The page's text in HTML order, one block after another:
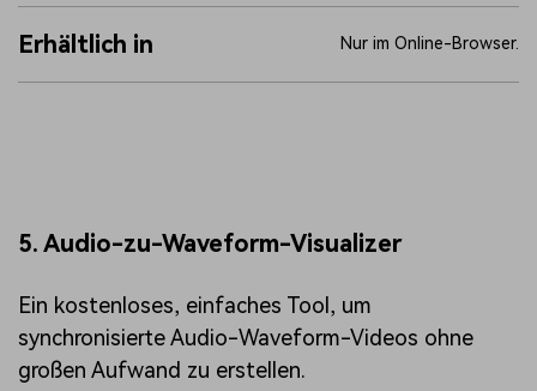
Erhältlich in Nur im Online-Browser.
5. Audio-zu-Waveform-Visualizer
Ein kostenloses, einfaches Tool, um
synchronisierte Audio-Waveform-Videos ohne
großen Aufwand zu erstellen.